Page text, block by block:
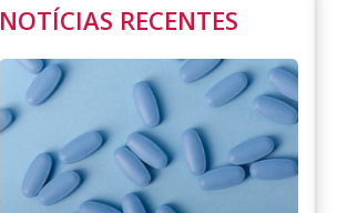
NOTÍCIAS RECENTES